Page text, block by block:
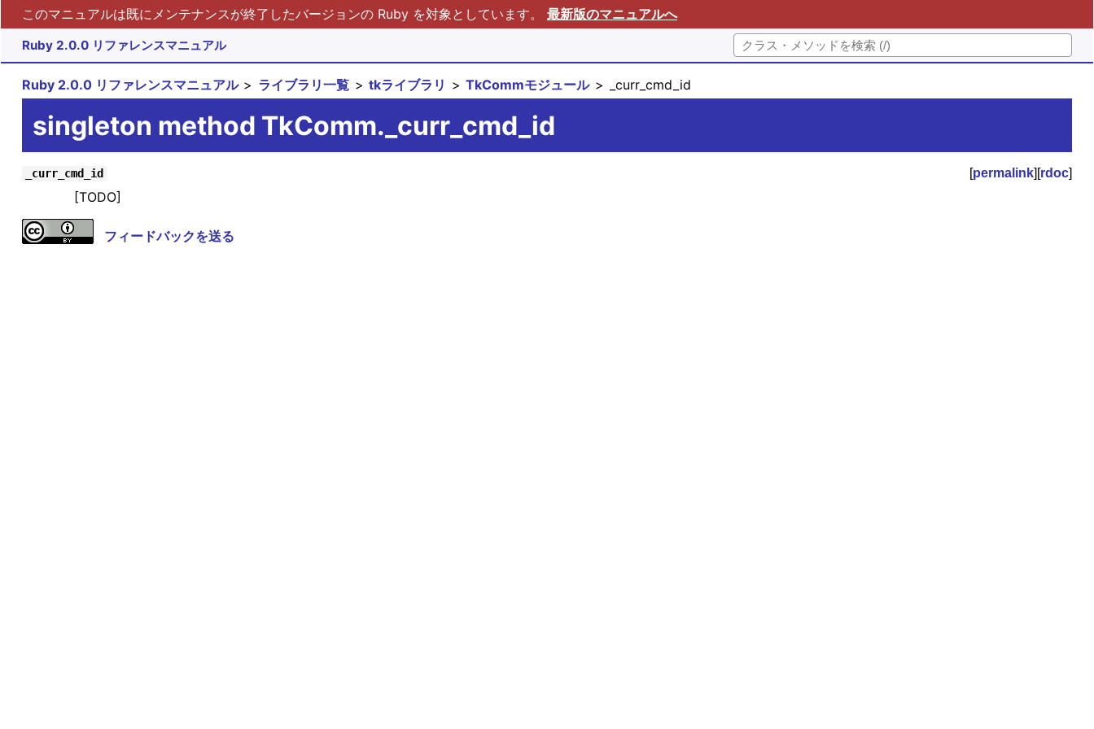
このマニュアルは既にメンテナンスが終了したバージョンの Ruby を対象としています。 最新版のマニュアルへ
Ruby 2.0.0 リファレンスマニュアル
Ruby 2.0.0 リファレンスマニュアル ライブラリ一覧 tkライブラリ TkCommモジュール _curr_cmd_id
singleton method TkComm._curr_cmd_id
_curr_cmd_id [permalink][rdoc]
[TODO]
フィードバックを送る